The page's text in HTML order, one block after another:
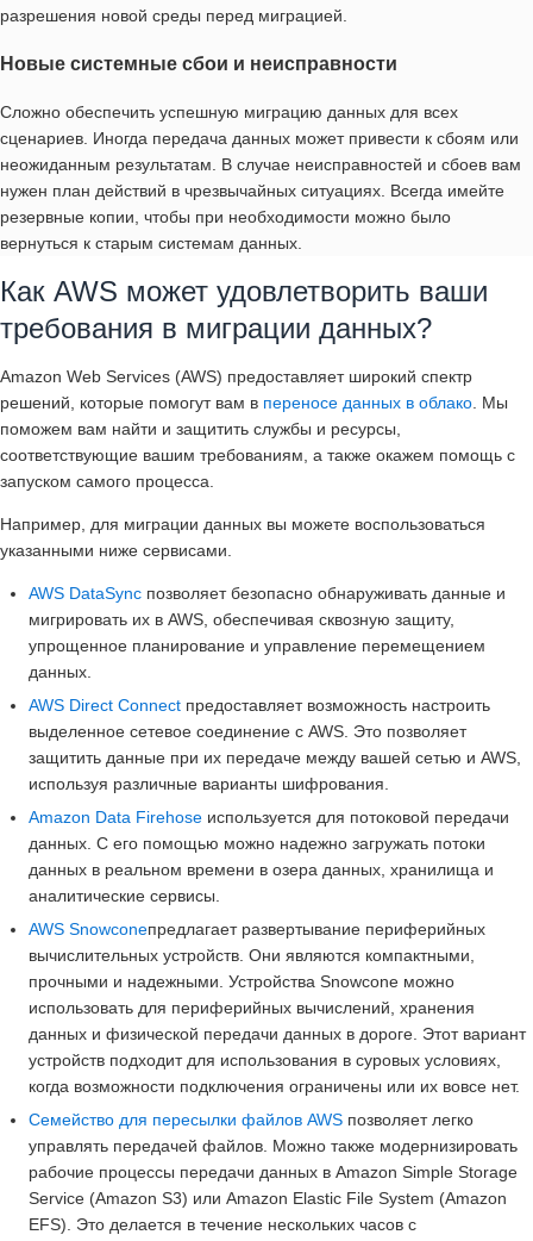
разрешения новой среды перед миграцией.
Новые системные сбои и неисправности
Сложно обеспечить успешную миграцию данных для всех
сценариев. Иногда передача данных может привести к сбоям или
неожиданным результатам. В случае неисправностей и сбоев вам
нужен план действий в чрезвычайных ситуациях. Всегда имейте
резервные копии, чтобы при необходимости можно было
вернуться к старым системам данных.
Как AWS может удовлетворить ваши
требования в миграции данных?
Amazon Web Services (AWS) предоставляет широкий спектр
решений, которые помогут вам в переносе данных в облако . Мы
поможем вам найти и защитить службы и ресурсы,
соответствующие вашим требованиям, а также окажем помощь с
запуском самого процесса.
Например, для миграции данных вы можете воспользоваться
указанными ниже сервисами.
AWS DataSync позволяет безопасно обнаруживать данные и
мигрировать их в AWS, обеспечивая сквозную защиту,
упрощенное планирование и управление перемещением
данных.
AWS Direct Connect предоставляет возможность настроить
выделенное сетевое соединение с AWS. Это позволяет
защитить данные при их передаче между вашей сетью и AWS,
используя различные варианты шифрования.
Amazon Data Firehose используется для потоковой передачи
данных. С его помощью можно надежно загружать потоки
данных в реальном времени в озера данных, хранилища и
аналитические сервисы.
AWS Snowconeпредлагает развертывание периферийных
вычислительных устройств. Они являются компактными,
прочными и надежными. Устройства Snowcone можно
использовать для периферийных вычислений, хранения
данных и физической передачи данных в дороге. Этот вариант
устройств подходит для использования в суровых условиях,
когда возможности подключения ограничены или их вовсе нет.
Семейство для пересылки файлов AWS позволяет легко
управлять передачей файлов. Можно также модернизировать
рабочие процессы передачи данных в Amazon Simple Storage
Service (Amazon S3) или Amazon Elastic File System (Amazon
EFS). Это делается в течение нескольких часов с